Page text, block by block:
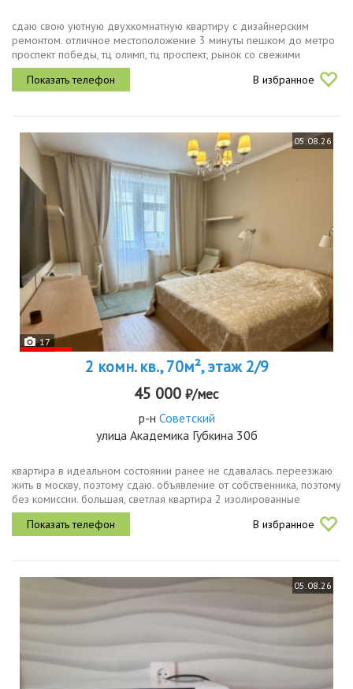
сдаю свою уютную двухкомнатную квартиру с дизайнерским
ремонтом. отличное местоположение 3 минуты пешком до метро
проспект победы, тц олимп, тц проспект, рынок со свежими
овощами и фруктами, элитная гимназия 19, магазины, кафе,
автобусные остановки...
В избранное
05.08.26
17
2 комн. кв., 70м², этаж 2/9
45 000 ₽/мес
р-н Советский
улица Академика Губкина 30б
квартира в идеальном состоянии ранее не сдавалась. переезжаю
жить в москву, поэтому сдаю. объявление от собственника, поэтому
без комиссии. большая, светлая квартира 2 изолированные
комнаты, большая кухня, 2 утепленных больших балкона. 3
телевизора...
В избранное
05.08.26